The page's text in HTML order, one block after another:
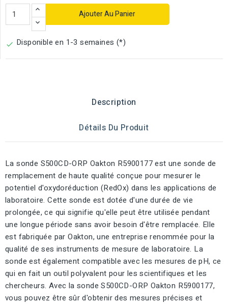
Ajouter Au Panier
 Disponible en 1-3 semaines (*)
Description
Détails Du Produit
La sonde S500CD-ORP Oakton R5900177 est une sonde de
remplacement de haute qualité conçue pour mesurer le
potentiel d'oxydoréduction (RedOx) dans les applications de
laboratoire. Cette sonde est dotée d'une durée de vie
prolongée, ce qui signifie qu'elle peut être utilisée pendant
une longue période sans avoir besoin d'être remplacée. Elle
est fabriquée par Oakton, une entreprise renommée pour la
qualité de ses instruments de mesure de laboratoire. La
sonde est également compatible avec les mesures de pH, ce
qui en fait un outil polyvalent pour les scientifiques et les
chercheurs. Avec la sonde S500CD-ORP Oakton R5900177,
vous pouvez être sûr d'obtenir des mesures précises et